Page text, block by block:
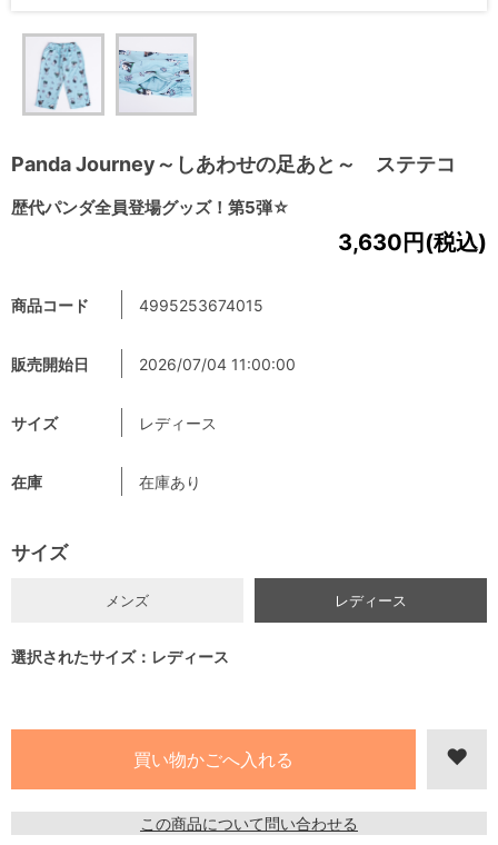
Panda Journey～しあわせの足あと～ ステテコ
歴代パンダ全員登場グッズ！第5弾☆
3,630円(税込)
商品コード 4995253674015
販売開始日 2026/07/04 11:00:00
サイズ レディース
在庫 在庫あり
サイズ
メンズ レディース
選択されたサイズ：レディース
この商品について問い合わせる